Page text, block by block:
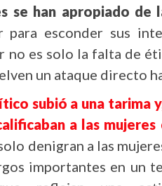
se han apropiado
para esconder sus
no es solo la falta de
un ataque directo
subió a una tarima
a las
denigran a las
importantes en un